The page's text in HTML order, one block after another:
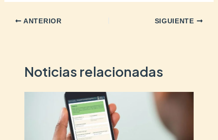
ANTERIOR SIGUIENTE
Noticias relacionadas